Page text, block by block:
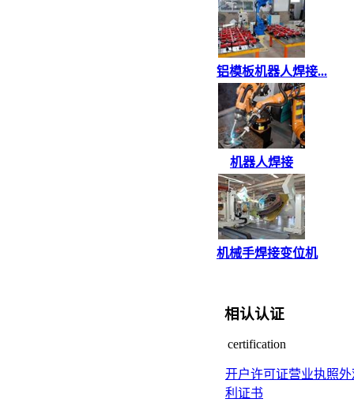
铝模板机器人焊接...
机器人焊接
机械手焊接变位机
相认认证
certification
开户许可证营业执照外
利证书